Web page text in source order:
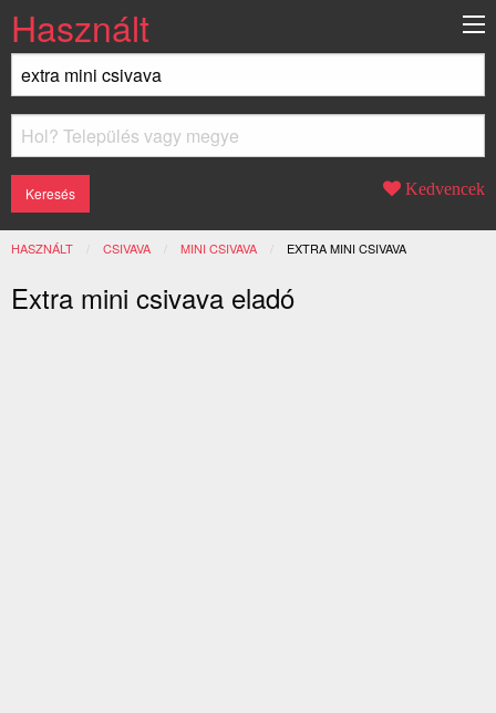
Használt
Kedvencek
HASZNÁLT CSIVAVA MINI CSIVAVA JELENLEGI:
EXTRA MINI CSIVAVA
Extra mini csivava eladó